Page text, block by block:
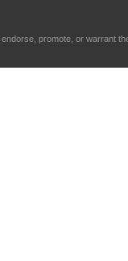
promote, or warrant